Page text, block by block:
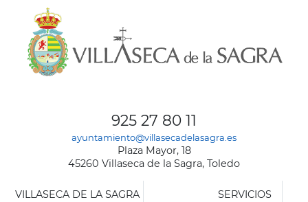
925 27 80 11
ayuntamiento@villasecadelasagra.es
Plaza Mayor, 18
45260 Villaseca de la Sagra, Toledo
VILLASECA DE LA SAGRA SERVICIOS